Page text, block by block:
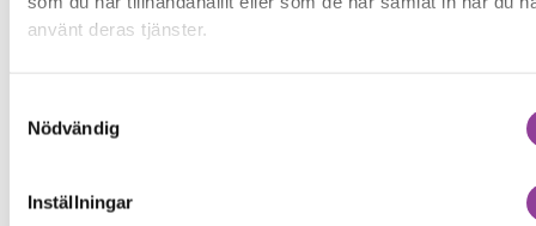
använt deras tjänster.
Nödvändig
Inställningar
Felsökning 399,00kr
Byte av hemknapp
Byte av wifi & bluetooth